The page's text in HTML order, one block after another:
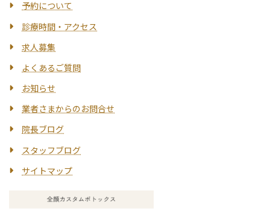
予約について
診療時間・アクセス
求人募集
よくあるご質問
お知らせ
業者さまからのお問合せ
院長ブログ
スタッフブログ
サイトマップ